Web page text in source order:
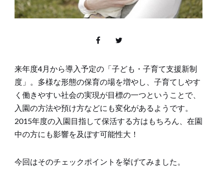
来年度4月から導入予定の「子ども・子育て支援新制
度」。多様な形態の保育の場を増やし、子育てしやす
く働きやすい社会の実現が目標の一つということで、
入園の方法や預け方などにも変化があるようです。
2015年度の入園目指して保活する方はもちろん、在園
中の方にも影響を及ぼす可能性大！
今回はそのチェックポイントを挙げてみました。